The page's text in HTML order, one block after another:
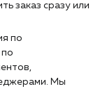
заказ сразу или
по
Мы